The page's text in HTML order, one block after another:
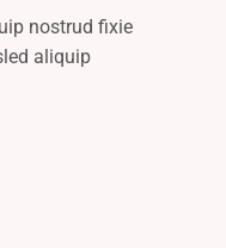
nostrud fixie
aliquip